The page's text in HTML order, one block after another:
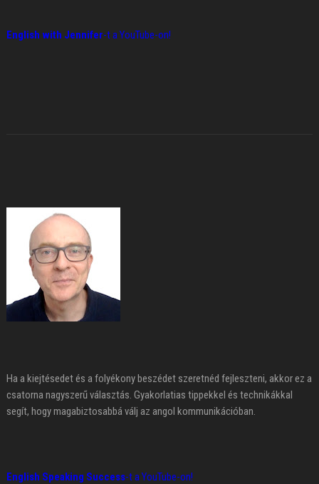
English with Jennifer-t a YouTube-on!
Ha a kiejtésedet és a folyékony beszédet szeretnéd fejleszteni, akkor ez a
csatorna nagyszerű választás. Gyakorlatias tippekkel és technikákkal
segít, hogy magabiztosabbá válj az angol kommunikációban.
English Speaking Success-t a YouTube-on!